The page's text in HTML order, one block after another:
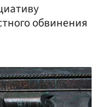
обвинения